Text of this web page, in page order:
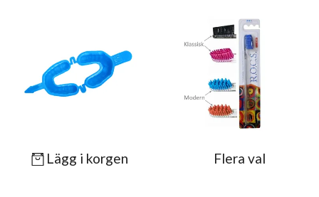
Lägg i korgen Flera val